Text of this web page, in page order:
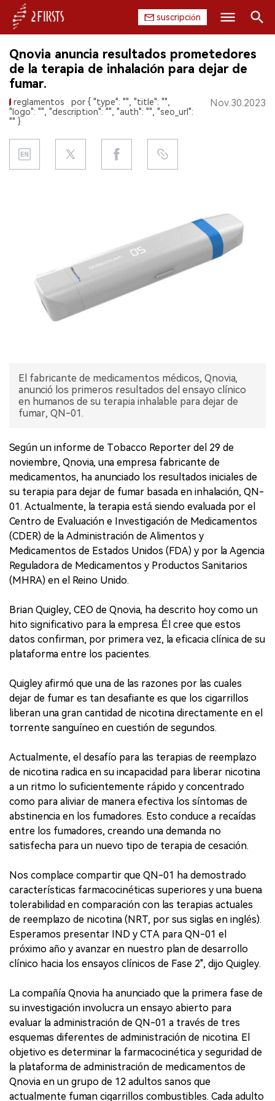
suscripción
INICIO
EMPRESA
PRODUCTO
REGULACIÓN
ENTREVISTA
Buscar
Qnovia anuncia resultados prometedores
de la terapia de inhalación para dejar de
fumar.
reglamentos
por { "type": "", "title": "",
"logo": "", "description": "", "auth": "", "seo_url":
"" }
Nov.30.2023
El fabricante de medicamentos médicos, Qnovia,
anunció los primeros resultados del ensayo clínico
en humanos de su terapia inhalable para dejar de
fumar, QN-01.
Según un informe de Tobacco Reporter del 29 de
noviembre, Qnovia, una empresa fabricante de
medicamentos, ha anunciado los resultados iniciales de
su terapia para dejar de fumar basada en inhalación, QN-
01. Actualmente, la terapia está siendo evaluada por el
Centro de Evaluación e Investigación de Medicamentos
(CDER) de la Administración de Alimentos y
Medicamentos de Estados Unidos (FDA) y por la Agencia
Reguladora de Medicamentos y Productos Sanitarios
(MHRA) en el Reino Unido.
Brian Quigley, CEO de Qnovia, ha descrito hoy como un
hito significativo para la empresa. Él cree que estos
datos confirman, por primera vez, la eficacia clínica de su
plataforma entre los pacientes.
Quigley afirmó que una de las razones por las cuales
dejar de fumar es tan desafiante es que los cigarrillos
liberan una gran cantidad de nicotina directamente en el
torrente sanguíneo en cuestión de segundos.
Actualmente, el desafío para las terapias de reemplazo
de nicotina radica en su incapacidad para liberar nicotina
a un ritmo lo suficientemente rápido y concentrado
como para aliviar de manera efectiva los síntomas de
abstinencia en los fumadores. Esto conduce a recaídas
entre los fumadores, creando una demanda no
satisfecha para un nuevo tipo de terapia de cesación.
Nos complace compartir que QN-01 ha demostrado
características farmacocinéticas superiores y una buena
tolerabilidad en comparación con las terapias actuales
de reemplazo de nicotina (NRT, por sus siglas en inglés).
Esperamos presentar IND y CTA para QN-01 el
próximo año y avanzar en nuestro plan de desarrollo
clínico hacia los ensayos clínicos de Fase 2", dijo Quigley.
La compañía Qnovia ha anunciado que la primera fase de
su investigación involucra un ensayo abierto para
evaluar la administración de QN-01 a través de tres
esquemas diferentes de administración de nicotina. El
objetivo es determinar la farmacocinética y seguridad de
la plataforma de administración de medicamentos de
Qnovia en un grupo de 12 adultos sanos que
actualmente fuman cigarrillos combustibles. Cada adulto